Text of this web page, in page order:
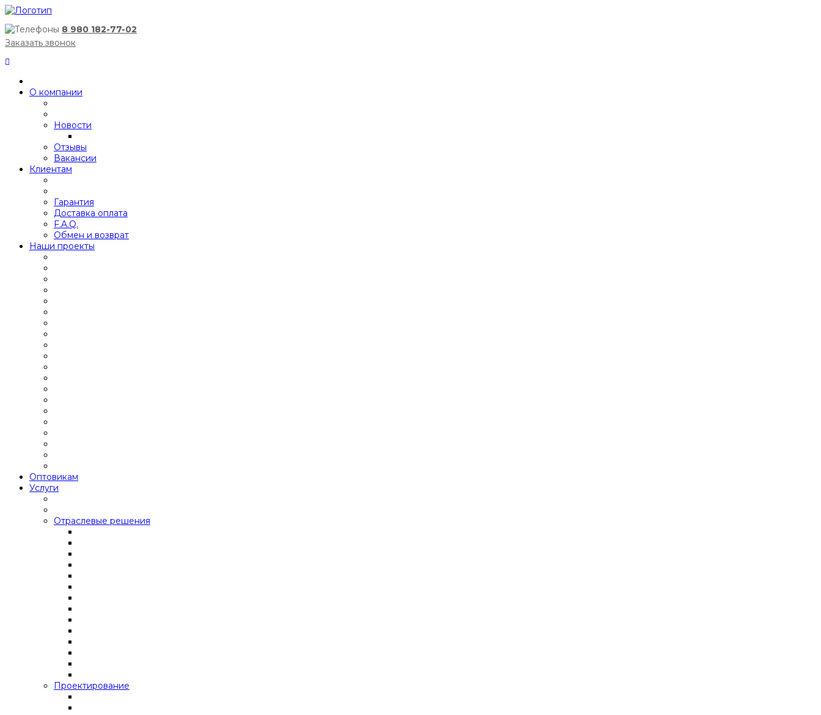
8 980 182-77-02
Заказать звонок
О компании
Новости
Отзывы
Вакансии
Клиентам
Гарантия
Доставка оплата
F.A.Q.
Обмен и возврат
Наши проекты
Оптовикам
Услуги
Отраслевые решения
Проектирование